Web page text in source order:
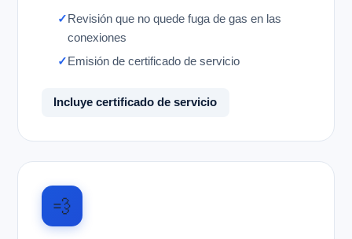
Revisión que no quede fuga de gas en las
conexiones
Emisión de certificado de servicio
Incluye certificado de servicio
💨